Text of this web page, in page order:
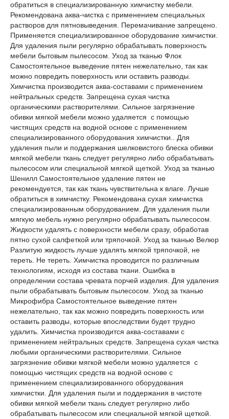
обратиться в специализированную химчистку мебели.
Рекомендована аква-чистка с применением специальных
растворов для пятновыведения. Перемачивание запрещено.
Применяется специализированное оборудование химчистки.
Для удаления пыли регулярно обрабатывать поверхность
мебели бытовым пылесосом. Уход за тканью Флок
Самостоятельное выведение пятен нежелательно, так как
можно повредить поверхность или оставить разводы.
Химчистка производится аква-составами с применением
нейтральных средств. Запрещена сухая чистка
органическими растворителями. Сильное загрязнение
обивки мягкой мебели можно удаляется с помощью
чистящих средств на водной основе с применением
специализированного оборудования химчистки.. Для
удаления пыли и поддержания шелковистого блеска обивки
мягкой мебели ткань следует регулярно либо обрабатывать
пылесосом или специальной мягкой щеткой. Уход за тканью
Шенилл Самостоятельное удаление пятен не
рекомендуется, так как ткань чувствительна к влаге. Лучше
обратиться в химчистку. Рекомендована сухая химчистка
специализированным оборудованием. Для удаления пыли
мягкую мебель нужно регулярно обрабатывать пылесосом.
Жидкости удалять с поверхности мебели сразу, обработав
пятно сухой салфеткой или тряпочкой. Уход за тканью Велюр
Разлитую жидкость лучше удалять мягкой тряпочкой, не
тереть. Не тереть. Химчистка проводится по различным
технологиям, исходя из состава ткани. Ошибка в
определении состава чревата порчей изделия. Для удаления
пыли обрабатывать бытовым пылесосом. Уход за тканью
Микрофибра Самостоятельное выведение пятен
нежелательно, так как можно повредить поверхность или
оставить разводы, которые впоследствии будет трудно
удалить. Химчистка производится аква-составами с
применением нейтральных средств. Запрещена сухая чистка
любыми органическими растворителями. Сильное
загрязнение обивки мягкой мебели можно удаляется с
помощью чистящих средств на водной основе с
применением специализированного оборудования
химчистки. Для удаления пыли и поддержания в чистоте
обивки мягкой мебели ткань следует регулярно либо
обрабатывать пылесосом или специальной мягкой щеткой.